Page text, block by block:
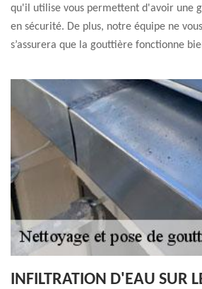
qu'il utilise vous permettent d'avoir une
en sécurité. De plus, notre équipe ne
s’assurera que la gouttière fonctionne
INFILTRATION D'EAU SUR